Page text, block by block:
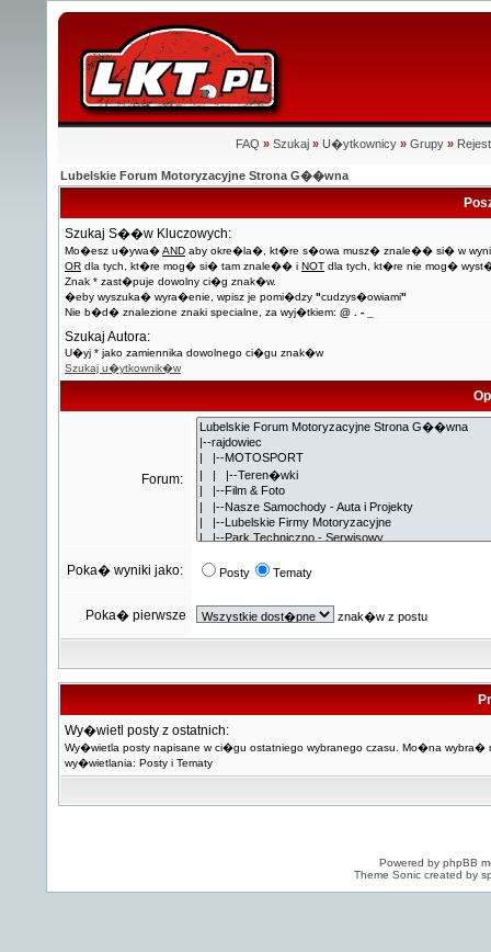
FAQ » Szukaj » U�ytkownicy » Grupy »
Lubelskie Forum Motoryzacyjne Strona G��wna
Szukaj S��w Kluczowych:
Mo�esz u�ywa�AND aby okre�la�, kt�re s�owa musz� znale�� si� w
OR dla tych, kt�re mog� si� tam znale�� i NOT dla tych, kt�re nie mog�
Znak * zast�puje dowolny ci�g znak�w.
�eby wyszuka� wyra�enie, wpisz je pomi�dzy "cudzys�owiami"
Nie b�d� znalezione znaki specialne, za wyj�tkiem: @ . - _
Szukaj Autora:
U�yj * jako zamiennika dowolnego ci�gu znak�w
Szukaj u�ytkownik�w
Forum:
Poka� wyniki jako: Posty Tematy
Poka� pierwsze znak�w z postu
Wy�wietl posty z ostatnich:
Wy�wietla posty napisane w ci�gu ostatniego wybranego czasu. Mo�na wybra�
wy�wietlania: Posty i Tematy
Powered by phpBB
Theme Sonic created by